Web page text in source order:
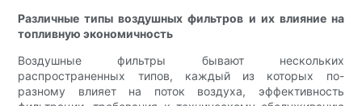
Различные типы воздушных фильтров и их влияние на
топливную экономичность
Воздушные фильтры бывают нескольких
распространенных типов, каждый из которых по-
разному влияет на поток воздуха, эффективность